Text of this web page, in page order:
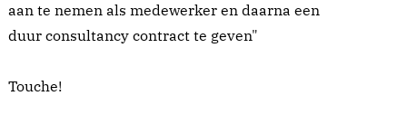
aan te nemen als medewerker en daarna een
duur consultancy contract te geven"
Touche!